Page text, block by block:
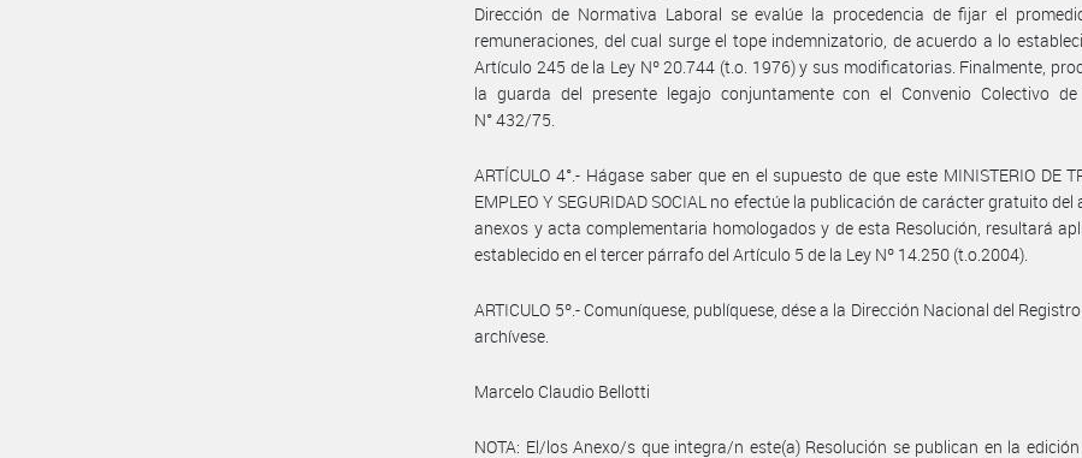
Dirección de Normativa Laboral se evalúe la procedencia de fijar el
remuneraciones, del cual surge el tope indemnizatorio, de acuerdo a lo
Artículo 245 de la Ley Nº 20.744 (t.o. 1976) y sus modificatorias. Finalmente,
la guarda del presente legajo conjuntamente con el Convenio Colectivo de
N° 432/75.
ARTÍCULO 4°.- Hágase saber que en el supuesto de que este MINISTERIO DE
EMPLEO Y SEGURIDAD SOCIAL no efectúe la publicación de carácter gratuito del
anexos y acta complementaria homologados y de esta Resolución, resultará
establecido en el tercer párrafo del Artículo 5 de la Ley Nº 14.250 (t.o.2004).
ARTICULO 5º.- Comuníquese, publíquese, dése a la Dirección Nacional del
archívese.
Marcelo Claudio Bellotti
NOTA: El/los Anexo/s que integra/n este(a) Resolución se publican en la